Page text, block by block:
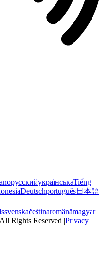
русскийукраїнськаTiếng
Deutschportuguês日本語
svenskačeštinaromânămagyar
Rights Reserved |Privacy